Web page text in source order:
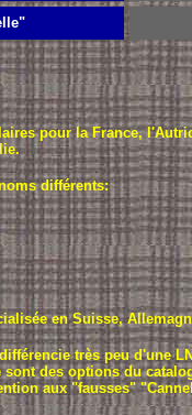
pour la France,
différents:
en Suisse,
très peu d'une
des options du
aux "fausses"